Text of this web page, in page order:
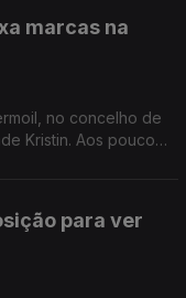
marcas na
no concelho de
Kristin. Aos poucos
para ver